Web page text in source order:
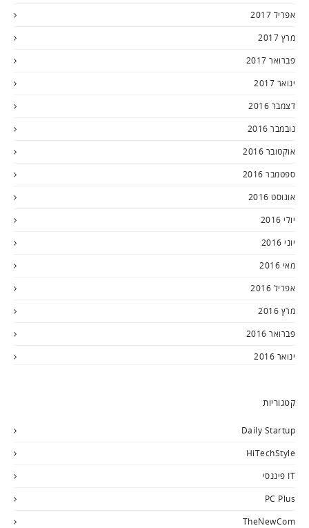
אפריל 2017
מרץ 2017
פברואר 2017
ינואר 2017
דצמבר 2016
נובמבר 2016
אוקטובר 2016
ספטמבר 2016
אוגוסט 2016
יולי 2016
יוני 2016
מאי 2016
אפריל 2016
מרץ 2016
פברואר 2016
ינואר 2016
קטגוריות
Daily Startup
HiTechStyle
IT פיננסי
PC Plus
TheNewCom